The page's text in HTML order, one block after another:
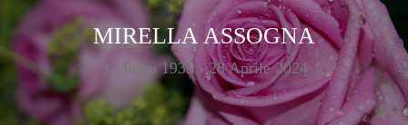
MIRELLA ASSOGNA
3 Marzo 1935 - 28 Aprile 2024